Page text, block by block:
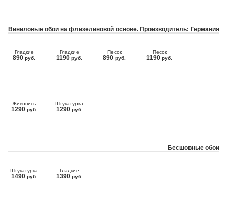
Виниловые обои на флизелиновой основе. Производитель: Германия
Гладкие
890 руб.
Гладкие
1190 руб.
Песок
890 руб.
Песок
1190 руб.
Живопись
1290 руб.
Штукатурка
1290 руб.
Бесшовные обои
Штукатурка
1490 руб.
Гладкие
1390 руб.